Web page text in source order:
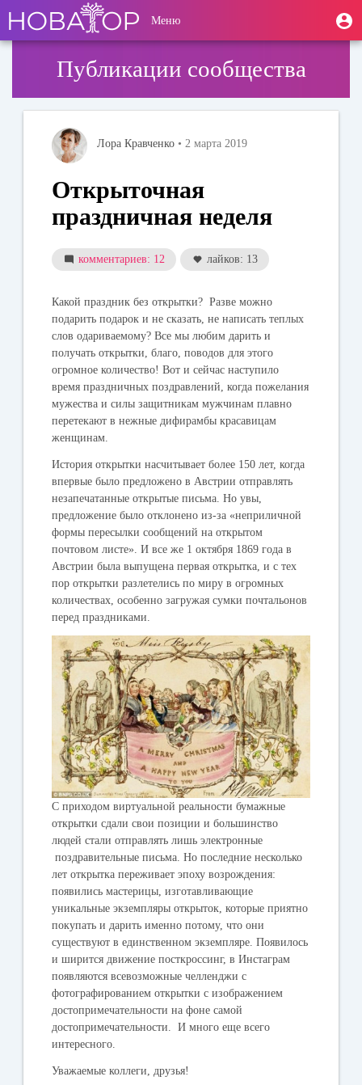
основному
содержанию
User
account
Меню
Публикации сообщества
Лора Кравченко • 2 марта 2019
Открыточная
праздничная неделя
комментариев: 12 лайков: 13
Какой праздник без открытки? Разве можно
подарить подарок и не сказать, не написать теплых
слов одариваемому? Все мы любим дарить и
получать открытки, благо, поводов для этого
огромное количество! Вот и сейчас наступило
время праздничных поздравлений, когда пожелания
мужества и силы защитникам мужчинам плавно
перетекают в нежные дифирамбы красавицам
женщинам.
История открытки насчитывает более 150 лет, когда
впервые было предложено в Австрии отправлять
незапечатанные открытые письма. Но увы,
предложение было отклонено из-за «неприличной
формы пересылки сообщений на открытом
почтовом листе». И все же 1 октября 1869 года в
Австрии была выпущена первая открытка, и с тех
пор открытки разлетелись по миру в огромных
количествах, особенно загружая сумки почтальонов
перед праздниками.
С приходом виртуальной реальности бумажные
открытки сдали свои позиции и большинство
людей стали отправлять лишь электронные
поздравительные письма. Но последние несколько
лет открытка переживает эпоху возрождения:
появились мастерицы, изготавливающие
уникальные экземпляры открыток, которые приятно
покупать и дарить именно потому, что они
существуют в единственном экземпляре. Появилось
и ширится движение посткроссинг, в Инстаграм
появляются всевозможные челленджи с
фотографированием открытки с изображением
достопримечательности на фоне самой
достопримечательности. И много еще всего
интересного.
Уважаемые коллеги, друзья!